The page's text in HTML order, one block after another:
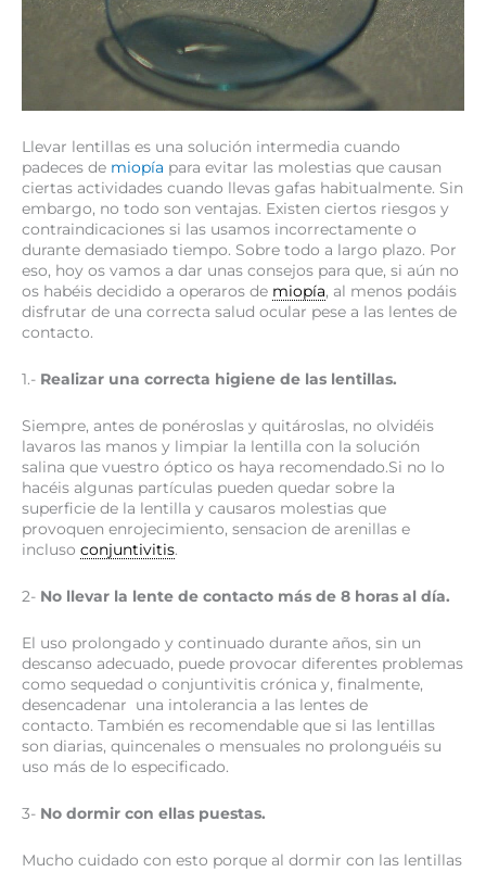
Llevar lentillas es una solución intermedia cuando
padeces de miopía para evitar las molestias que causan
ciertas actividades cuando llevas gafas habitualmente. Sin
embargo, no todo son ventajas. Existen ciertos riesgos y
contraindicaciones si las usamos incorrectamente o
durante demasiado tiempo. Sobre todo a largo plazo. Por
eso, hoy os vamos a dar unas consejos para que, si aún no
os habéis decidido a operaros de miopía, al menos podáis
disfrutar de una correcta salud ocular pese a las lentes de
contacto.
1.- Realizar una correcta higiene de las lentillas.
Siempre, antes de ponéroslas y quitároslas, no olvidéis
lavaros las manos y limpiar la lentilla con la solución
salina que vuestro óptico os haya recomendado.Si no lo
hacéis algunas partículas pueden quedar sobre la
superficie de la lentilla y causaros molestias que
provoquen enrojecimiento, sensacion de arenillas e
incluso conjuntivitis.
2- No llevar la lente de contacto más de 8 horas al día.
El uso prolongado y continuado durante años, sin un
descanso adecuado, puede provocar diferentes problemas
como sequedad o conjuntivitis crónica y, finalmente,
desencadenar una intolerancia a las lentes de
contacto. También es recomendable que si las lentillas
son diarias, quincenales o mensuales no prolonguéis su
uso más de lo especificado.
3- No dormir con ellas puestas.
Mucho cuidado con esto porque al dormir con las lentillas